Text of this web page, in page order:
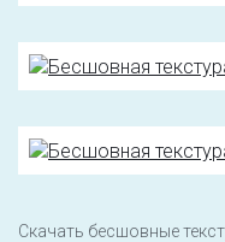
Скачать бесшовные